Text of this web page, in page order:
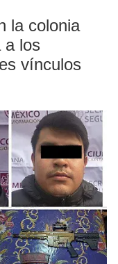
la colonia
a los
vínculos